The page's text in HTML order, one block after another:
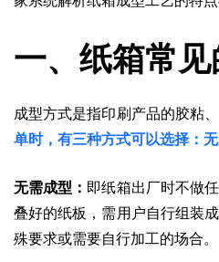
一、纸箱常
成型方式是指印刷产品的胶粘、
单时，有三种方式可以选择：
无需成型： 即纸箱出厂时不做
叠好的纸板，需用户自行组装
殊要求或需要自行加工的场合。